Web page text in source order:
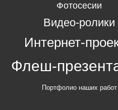
Фотосесии
Видео-ролики
Интернет-
Флеш-
Портфолио наших работ